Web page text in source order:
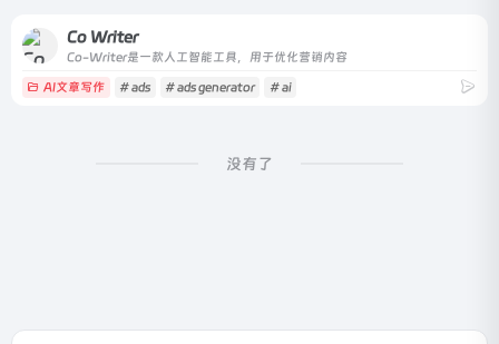
Co Writer
Co-Writer是一款人工智能工具，用于优化营销内容
AI文章写作 # ads # ads generator # ai
没有了